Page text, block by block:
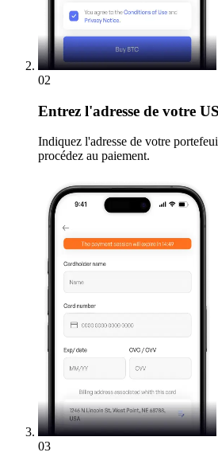
02
Entrez l'adresse de votre
Indiquez l'adresse de votre
procédez au paiement.
03